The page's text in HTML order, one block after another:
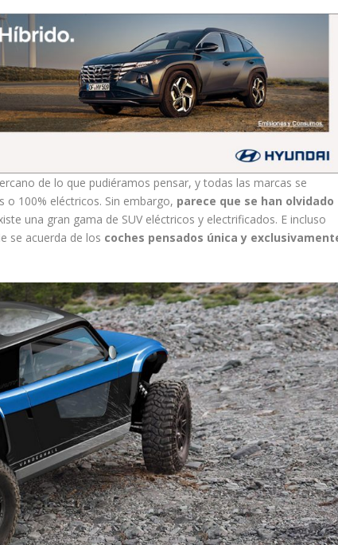
de lo que pudiéramos pensar, y todas las marcas se
100% eléctricos. Sin embargo, parece que se han olvidado
una gran gama de SUV eléctricos y electrificados. E incluso
se acuerda de los coches pensados única y